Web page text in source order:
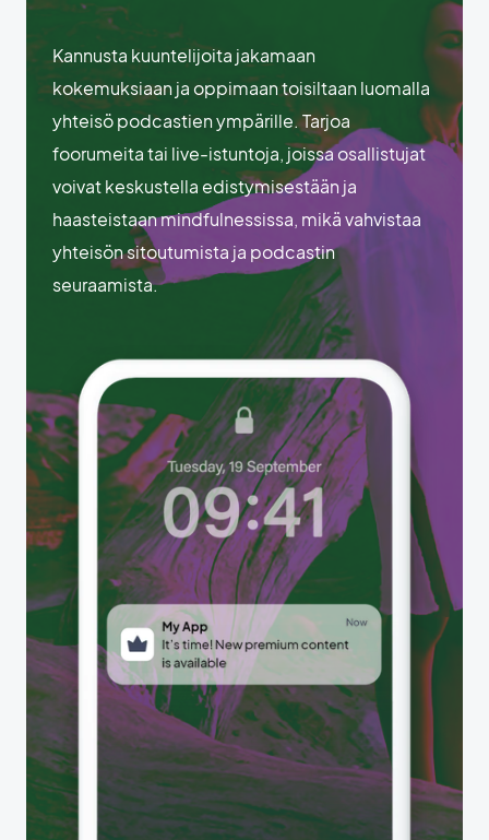
Kannusta kuuntelijoita jakamaan
kokemuksiaan ja oppimaan toisiltaan luomalla
yhteisö podcastien ympärille. Tarjoa
foorumeita tai live-istuntoja, joissa osallistujat
voivat keskustella edistymisestään ja
haasteistaan mindfulnessissa, mikä vahvistaa
yhteisön sitoutumista ja podcastin
seuraamista.